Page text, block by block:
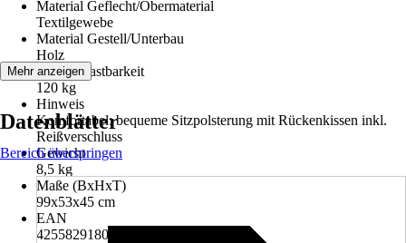
Material Geflecht/Obermaterial
Textilgewebe
Material Gestell/Unterbau
Holz
Max. Belastbarkeit
120 kg
Hinweis
Komfortabel: bequeme Sitzpolsterung mit Rückenkissen inkl.
Reißverschluss
Gewicht
8,5 kg
Maße (BxHxT)
99x53x45 cm
EAN
4255829180730
Mehr anzeigen
Datenblätter
Bereich überspringen